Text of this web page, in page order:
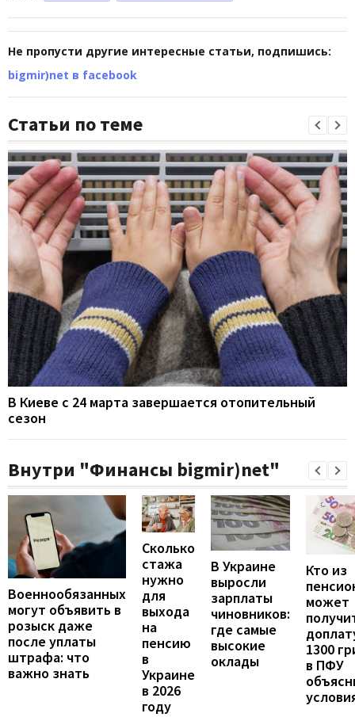
Не пропусти другие интересные статьи, подпишись:
bigmir)net в facebook
Статьи по теме
В Киеве с 24 марта завершается отопительный
сезон
Внутри "Финансы bigmir)net"
Военнообязанных
могут объявить в
розыск даже
после уплаты
штрафа: что
важно знать
Сколько
стажа
нужно
для
выхода
на
пенсию
в
Украине
в 2026
году
В Украине
выросли
зарплаты
чиновников:
где самые
высокие
оклады
Кто из
может
1300
в ПФУ